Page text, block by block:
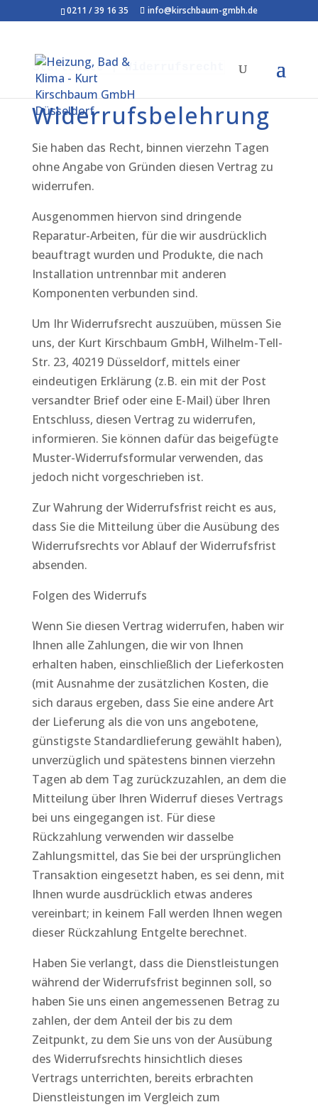
0211 / 39 16 35 info@kirschbaum-gmbh.de
Startseite|Widerrufsrecht
Widerrufsbelehrung
Sie haben das Recht, binnen vierzehn Tagen
ohne Angabe von Gründen diesen Vertrag zu
widerrufen.
Ausgenommen hiervon sind dringende
Reparatur-Arbeiten, für die wir ausdrücklich
beauftragt wurden und Produkte, die nach
Installation untrennbar mit anderen
Komponenten verbunden sind.
Um Ihr Widerrufsrecht auszuüben, müssen Sie
uns, der Kurt Kirschbaum GmbH, Wilhelm-Tell-
Str. 23, 40219 Düsseldorf, mittels einer
eindeutigen Erklärung (z.B. ein mit der Post
versandter Brief oder eine E-Mail) über Ihren
Entschluss, diesen Vertrag zu widerrufen,
informieren. Sie können dafür das beigefügte
Muster-Widerrufsformular verwenden, das
jedoch nicht vorgeschrieben ist.
Zur Wahrung der Widerrufsfrist reicht es aus,
dass Sie die Mitteilung über die Ausübung des
Widerrufsrechts vor Ablauf der Widerrufsfrist
absenden.
Folgen des Widerrufs
Wenn Sie diesen Vertrag widerrufen, haben wir
Ihnen alle Zahlungen, die wir von Ihnen
erhalten haben, einschließlich der Lieferkosten
(mit Ausnahme der zusätzlichen Kosten, die
sich daraus ergeben, dass Sie eine andere Art
der Lieferung als die von uns angebotene,
günstigste Standardlieferung gewählt haben),
unverzüglich und spätestens binnen vierzehn
Tagen ab dem Tag zurückzuzahlen, an dem die
Mitteilung über Ihren Widerruf dieses Vertrags
bei uns eingegangen ist. Für diese
Rückzahlung verwenden wir dasselbe
Zahlungsmittel, das Sie bei der ursprünglichen
Transaktion eingesetzt haben, es sei denn, mit
Ihnen wurde ausdrücklich etwas anderes
vereinbart; in keinem Fall werden Ihnen wegen
dieser Rückzahlung Entgelte berechnet.
Haben Sie verlangt, dass die Dienstleistungen
während der Widerrufsfrist beginnen soll, so
haben Sie uns einen angemessenen Betrag zu
zahlen, der dem Anteil der bis zu dem
Zeitpunkt, zu dem Sie uns von der Ausübung
des Widerrufsrechts hinsichtlich dieses
Vertrags unterrichten, bereits erbrachten
Dienstleistungen im Vergleich zum